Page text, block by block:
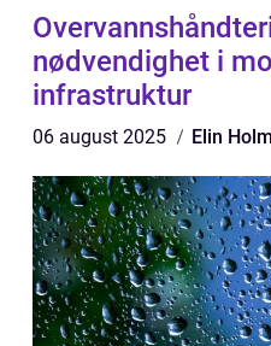
nødvendighet i
infrastruktur
06 august 2025 Elin